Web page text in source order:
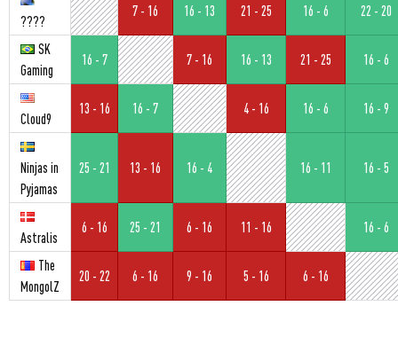
????
7 - 16 16 - 13 21 - 25 16 - 6 22 - 20
SK
Gaming
16 - 7 7 - 16 16 - 13 21 - 25 16 - 6
Cloud9
13 - 16 16 - 7 4 - 16 16 - 6 16 - 9
Ninjas in
Pyjamas
25 - 21 13 - 16 16 - 4 16 - 11 16 - 5
Astralis
6 - 16 25 - 21 6 - 16 11 - 16 16 - 6
The
MongolZ
20 - 22 6 - 16 9 - 16 5 - 16 6 - 16